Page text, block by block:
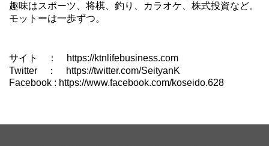
趣味はスポーツ、将棋、釣り、カラオケ、株式投資など。
モットーは一歩ずつ。
サイト ： https://ktnlifebusiness.com
Twitter ： https://twitter.com/SeityanK
Facebook : https://www.facebook.com/koseido.628